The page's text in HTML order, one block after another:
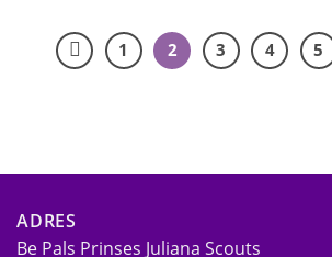
1 2 3 4 5
ADRES
Be Pals Prinses Juliana Scouts